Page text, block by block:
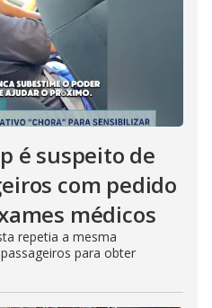
é suspeito de
com pedido
médicos
repetia a mesma
para obter